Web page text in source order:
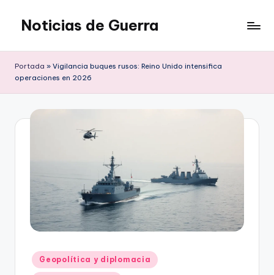
Saltar
contenido
Noticias de Guerra
Portada » Vigilancia buques rusos: Reino Unido intensifica
operaciones en 2026
Publicado
en
Geopolítica y diplomacia